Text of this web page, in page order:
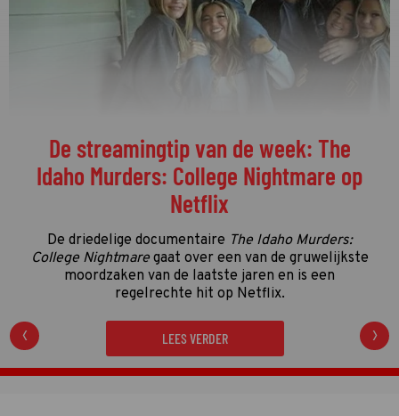
Welke programma's liggen momenteel
op kop in de vierde kwalificatieronde?
De vierde kwalificatieronde én de streamingronde
van de Gouden Televizier-Ring 2026 zijn in volle
gang. Tijd dus voor de eerste én enige tussenstand!
LEES VERDER